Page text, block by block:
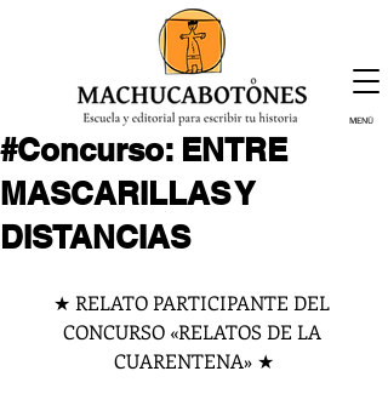
¡Inscríbete hoy!
MENÚ
#Concurso: ENTRE
MASCARILLAS Y
DISTANCIAS
★ RELATO PARTICIPANTE DEL
CONCURSO «RELATOS DE LA
CUARENTENA» ★